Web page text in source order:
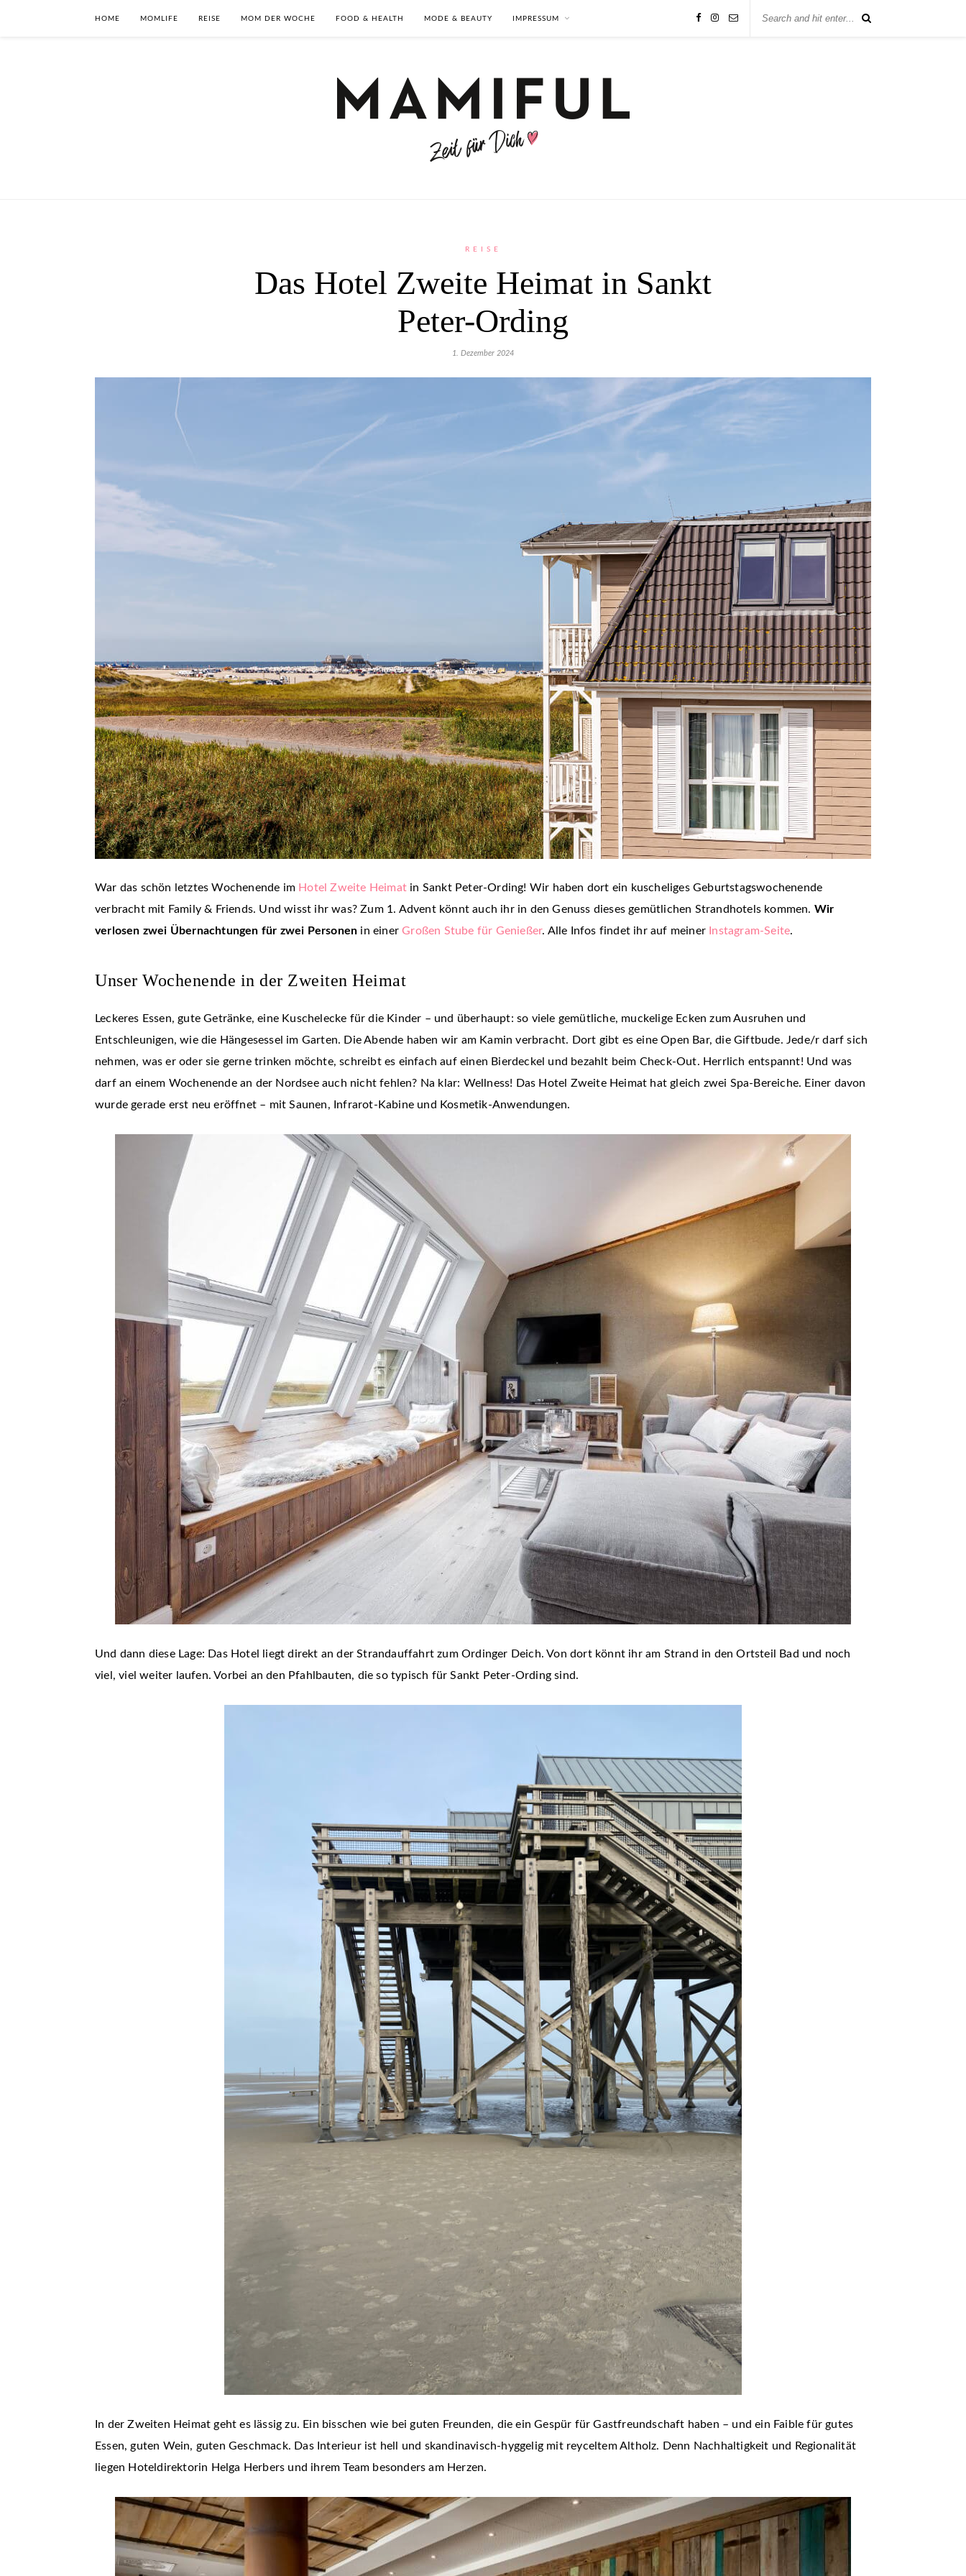
HOME MOMLIFE REISE MOM DER WOCHE FOOD & HEALTH MODE & BEAUTY IMPRESSUM
REISE
Das Hotel Zweite Heimat in Sankt
Peter-Ording
1. Dezember 2024
War das schön letztes Wochenende im Hotel Zweite Heimat in Sankt Peter-Ording! Wir haben dort ein kuscheliges Geburtstagswochenende
verbracht mit Family & Friends. Und wisst ihr was? Zum 1. Advent könnt auch ihr in den Genuss dieses gemütlichen Strandhotels kommen. Wir
verlosen zwei Übernachtungen für zwei Personen in einerGroßen Stube für Genießer. Alle Infos findet ihr auf meiner Instagram-Seite.
Unser Wochenende in der Zweiten Heimat
Leckeres Essen, gute Getränke, eine Kuschelecke für die Kinder – und überhaupt: so viele gemütliche, muckelige Ecken zum Ausruhen und
Entschleunigen, wie die Hängesessel im Garten. Die Abende haben wir am Kamin verbracht. Dort gibt es eine Open Bar, die Giftbude. Jede/r darf sich
nehmen, was er oder sie gerne trinken möchte, schreibt es einfach auf einen Bierdeckel und bezahlt beim Check-Out. Herrlich entspannt! Und was
darf an einem Wochenende an der Nordsee auch nicht fehlen? Na klar: Wellness! Das Hotel Zweite Heimat hat gleich zwei Spa-Bereiche. Einer davon
wurde gerade erst neu eröffnet – mit Saunen, Infrarot-Kabine und Kosmetik-Anwendungen.
Und dann diese Lage: Das Hotel liegt direkt an der Strandauffahrt zum Ordinger Deich. Von dort könnt ihr am Strand in den Ortsteil Bad und noch
viel, viel weiter laufen. Vorbei an den Pfahlbauten, die so typisch für Sankt Peter-Ording sind.
In der Zweiten Heimat geht es lässig zu. Ein bisschen wie bei guten Freunden, die ein Gespür für Gastfreundschaft haben – und ein Faible für gutes
Essen, guten Wein, guten Geschmack. Das Interieur ist hell und skandinavisch-hyggelig mit reyceltem Altholz. Denn Nachhaltigkeit und Regionalität
liegen Hoteldirektorin Helga Herbers und ihrem Team besonders am Herzen.